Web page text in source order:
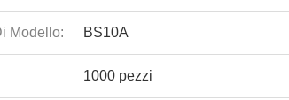
Modello: BS10A
1000 pezzi